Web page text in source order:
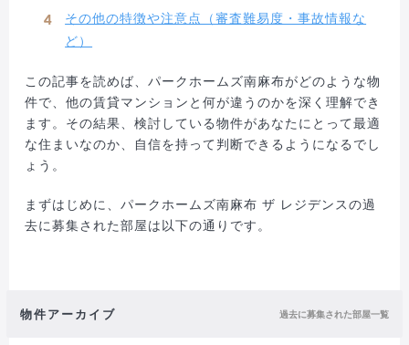
その他の特徴や注意点（審査難易度・事故情報な
ど）
この記事を読めば、パークホームズ南麻布がどのような物
件で、他の賃貸マンションと何が違うのかを深く理解でき
ます。その結果、検討している物件があなたにとって最適
な住まいなのか、自信を持って判断できるようになるでし
ょう。
まずはじめに、パークホームズ南麻布 ザ レジデンスの過
去に募集された部屋は以下の通りです。
物件アーカイブ 過去に募集された部屋一覧